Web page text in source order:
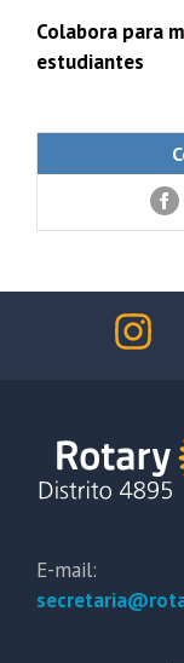
Colabora para
estudiantes
E-mail: